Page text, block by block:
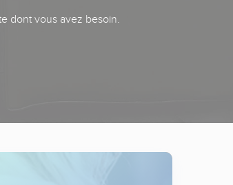
dont vous avez besoin.